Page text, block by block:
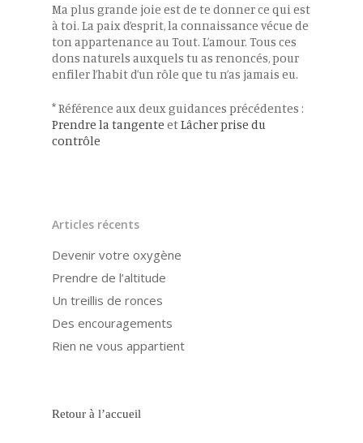
Ma plus grande joie est de te donner ce qui est
à toi. La paix d’esprit, la connaissance vécue de
ton appartenance au Tout. L’amour. Tous ces
dons naturels auxquels tu as renoncés, pour
enfiler l’habit d’un rôle que tu n’as jamais eu.
* Référence aux deux guidances précédentes :
Prendre la tangente etLâcher prise du
contrôle
Articles récents
Devenir votre oxygène
Prendre de l’altitude
Un treillis de ronces
Des encouragements
Rien ne vous appartient
Retour à l’accueil